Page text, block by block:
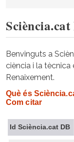
Sciència.cat
Benvinguts a
ciència i la tècnica
Renaixement.
Què és
Com citar
Id Sciència.cat DB